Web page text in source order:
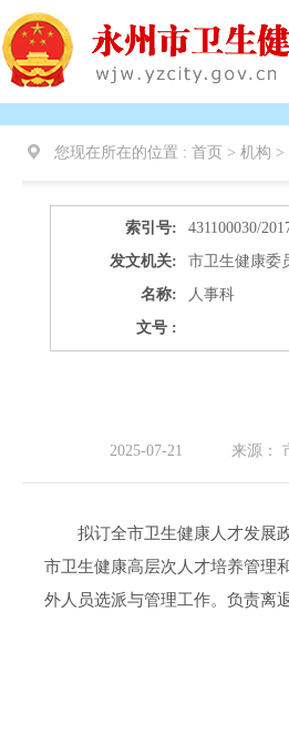
您现在所在的位置 : 首页 > 机构 >
索引号:
431100030/
发文机关:
市卫生健康委
名称:
人事科
文号 :
2025-07-21 来源：
拟订全市卫生健康人才发展
市卫生健康高层次人才培养管理
外人员选派与管理工作。负责离